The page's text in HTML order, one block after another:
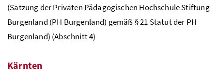
(Satzung der Privaten Pädagogischen Hochschule Stiftung
Burgenland (PH Burgenland) gemäß § 21 Statut der PH
Burgenland) (Abschnitt 4)
Kärnten